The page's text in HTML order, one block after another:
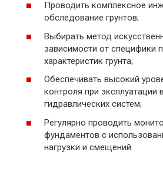
Проводить комплексное
обследование грунтов;
Выбирать метод
зависимости от специфики
характеристик грунта;
Обеспечивать высокий
контроля при
гидравлических систем;
Регулярно проводить
фундаментов с
нагрузки и смещений.